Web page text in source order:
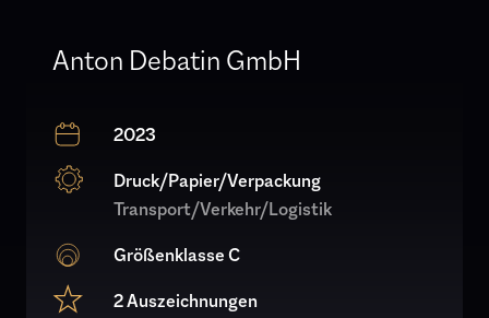
Anton Debatin GmbH
2023
Druck/Papier/Verpackung
Transport/Verkehr/Logistik
Größenklasse C
2 Auszeichnungen